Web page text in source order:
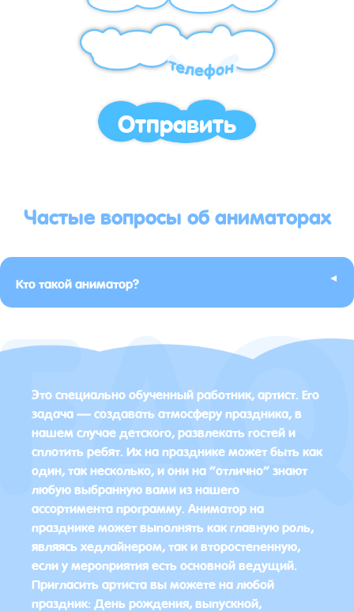
Отправить
Частые вопросы об аниматорах
Кто такой аниматор? ▸
Это специально обученный работник, артист. Его
задача — создавать атмосферу праздника, в
нашем случае детского, развлекать гостей и
сплотить ребят. Их на празднике может быть как
один, так несколько, и они на “отлично” знают
любую выбранную вами из нашего
ассортимента программу. Аниматор на
празднике может выполнять как главную роль,
являясь хедлайнером, так и второстепенную,
если у мероприятия есть основной ведущий.
Пригласить артиста вы можете на любой
праздник: День рождения, выпускной,